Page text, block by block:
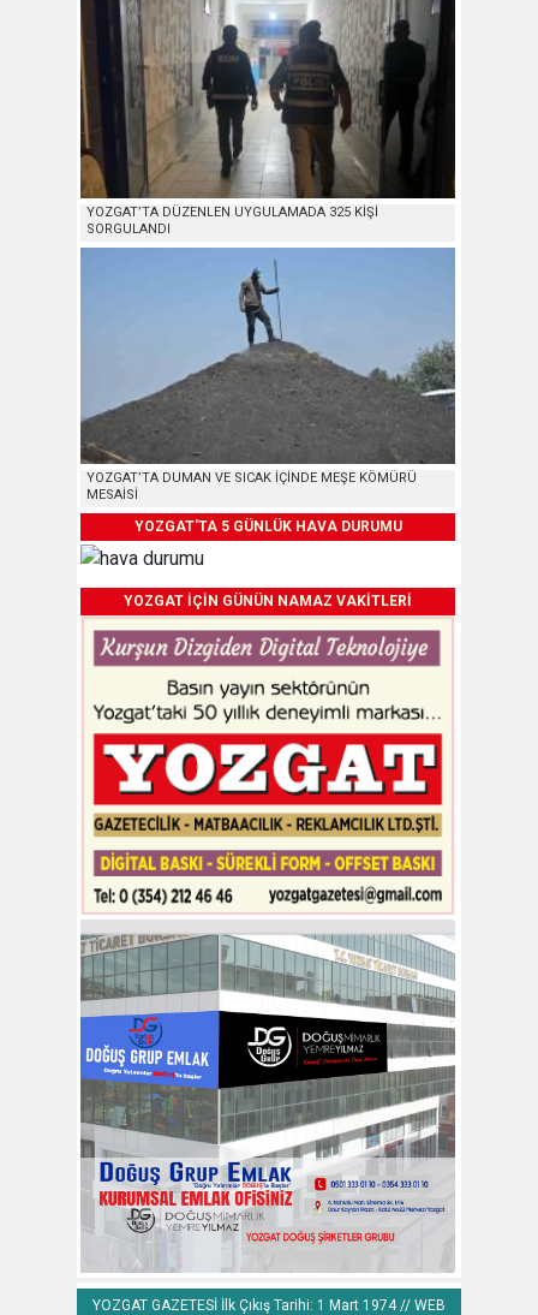
YOZGAT’TA DÜZENLEN UYGULAMADA 325 KİŞİ
SORGULANDI
YOZGAT’TA DUMAN VE SICAK İÇİNDE MEŞE KÖMÜRÜ
MESAİSİ
YOZGAT'TA 5 GÜNLÜK HAVA DURUMU
YOZGAT İÇİN GÜNÜN NAMAZ VAKİTLERİ
YOZGAT GAZETESİ İlk Çıkış Tarihi: 1 Mart 1974 // WEB